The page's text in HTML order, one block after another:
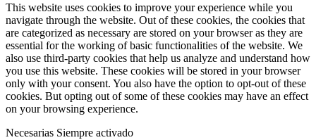
This website uses cookies to improve your experience while you
navigate through the website. Out of these cookies, the cookies that
are categorized as necessary are stored on your browser as they are
essential for the working of basic functionalities of the website. We
also use third-party cookies that help us analyze and understand how
you use this website. These cookies will be stored in your browser
only with your consent. You also have the option to opt-out of these
cookies. But opting out of some of these cookies may have an effect
on your browsing experience.
Necesarias Siempre activado